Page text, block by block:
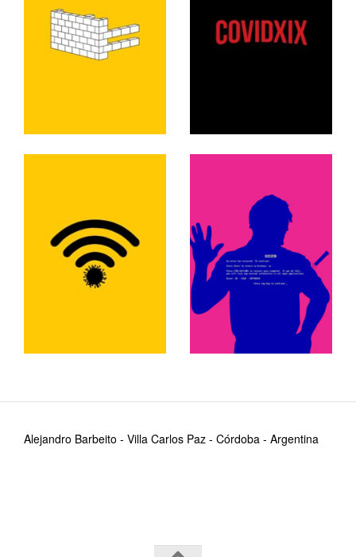
Alejandro Barbeito - Villa Carlos Paz - Córdoba - Argentina